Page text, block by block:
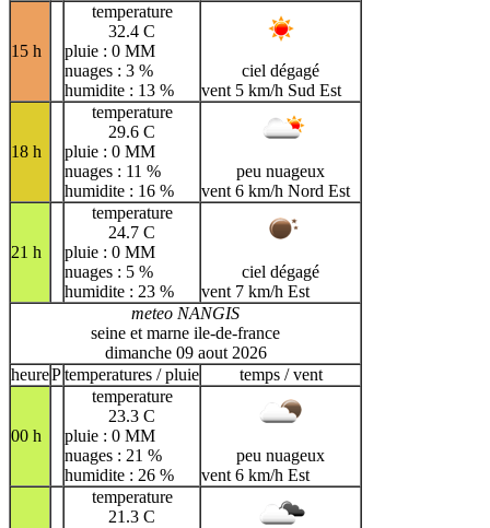
15 h
temperature
32.4 C
pluie : 0 MM
nuages : 3 %
humidite : 13 %
ciel dégagé
vent 5 km/h Sud Est
18 h
temperature
29.6 C
pluie : 0 MM
nuages : 11 %
humidite : 16 %
peu nuageux
vent 6 km/h Nord Est
21 h
temperature
24.7 C
pluie : 0 MM
nuages : 5 %
humidite : 23 %
ciel dégagé
vent 7 km/h Est
meteo NANGIS
seine et marne ile-de-france
dimanche 09 aout 2026
heurePtemperatures / pluie temps / vent
00 h
temperature
23.3 C
pluie : 0 MM
nuages : 21 %
humidite : 26 %
peu nuageux
vent 6 km/h Est
temperature
21.3 C